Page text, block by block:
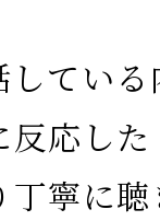
てい
反応し
寧に